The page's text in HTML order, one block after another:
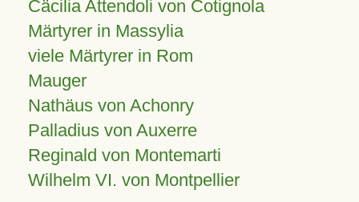
Cäcilia Attendoli von Cotignola
Märtyrer in Massylia
viele Märtyrer in Rom
Mauger
Nathäus von Achonry
Palladius von Auxerre
Reginald von Montemarti
Wilhelm VI. von Montpellier